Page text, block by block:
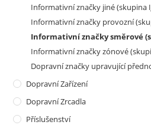
Informativní značky jiné (skupina
Informativní značky provozní
Informativní značky směrové
Informativní značky zónové
Dopravní značky upravující
Dopravní Zařízení
Dopravní Zrcadla
Příslušenství